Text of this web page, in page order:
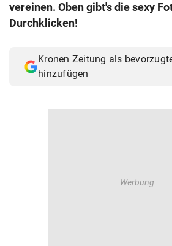
vereinen. Oben gibt's die sexy
Durchklicken!
Kronen Zeitung als
hinzufügen